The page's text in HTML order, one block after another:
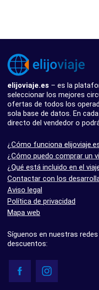
elijoviaje.es – es la
seleccionar los mejores
ofertas de todos los
sola base de datos. En
directo del vendedor o
¿Cómo funciona
¿Cómo puedo comprar un
¿Qué está incluido en el
Contactar con los
Aviso legal
Política de privacidad
Mapa web
Síguenos en nuestras
descuentos: